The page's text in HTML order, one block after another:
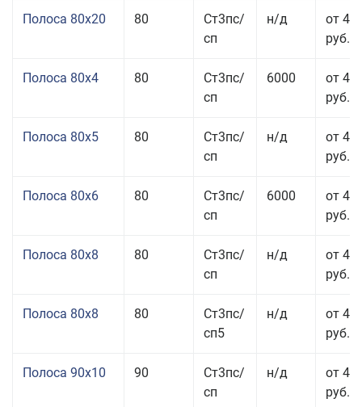
Полоса 80x20 80
Ст3пс/
сп
н/д
от 49
руб.
Полоса 80x4 80
Ст3пс/
сп
6000
от 42
руб.
Полоса 80x5 80
Ст3пс/
сп
н/д
от 43
руб.
Полоса 80x6 80
Ст3пс/
сп
6000
от 42
руб.
Полоса 80x8 80
Ст3пс/
сп
н/д
от 41
руб.
Полоса 80x8 80
Ст3пс/
сп5
н/д
от 41
руб.
Полоса 90x10 90
Ст3пс/
сп
н/д
от 44
руб.